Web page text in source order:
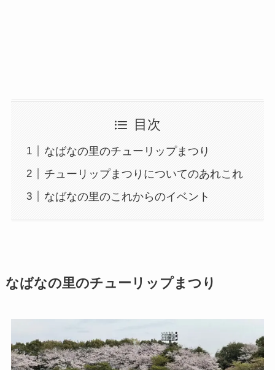
目次
なばなの里のチューリップまつり
チューリップまつりについてのあれこれ
なばなの里のこれからのイベント
なばなの里のチューリップまつり